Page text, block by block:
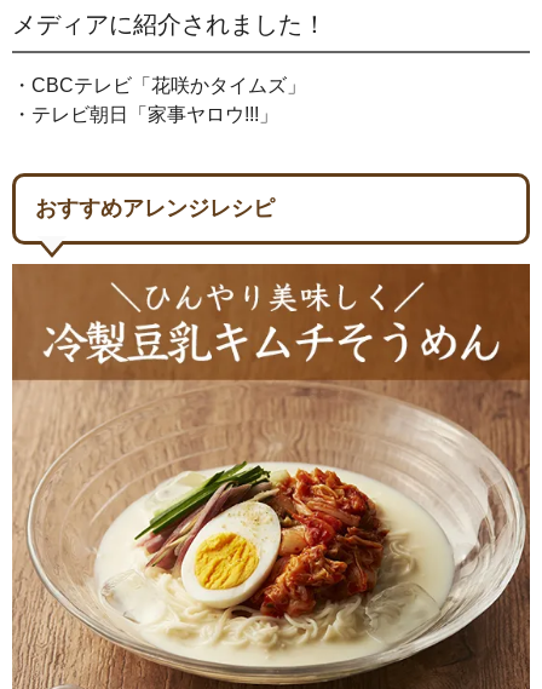
メディアに紹介されました！
・CBCテレビ「花咲かタイムズ」
・テレビ朝日「家事ヤロウ!!!」
おすすめアレンジレシピ